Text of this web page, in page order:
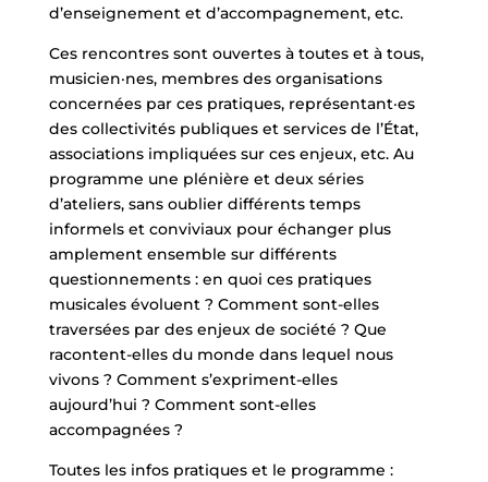
d’enseignement et d’accompagnement, etc.
Ces rencontres sont ouvertes à toutes et à tous,
musicien·nes, membres des organisations
concernées par ces pratiques, représentant·es
des collectivités publiques et services de l’État,
associations impliquées sur ces enjeux, etc. Au
programme une plénière et deux séries
d’ateliers, sans oublier différents temps
informels et conviviaux pour échanger plus
amplement ensemble sur différents
questionnements : en quoi ces pratiques
musicales évoluent ? Comment sont-elles
traversées par des enjeux de société ? Que
racontent-elles du monde dans lequel nous
vivons ? Comment s’expriment-elles
aujourd’hui ? Comment sont-elles
accompagnées ?
Toutes les infos pratiques et le programme :